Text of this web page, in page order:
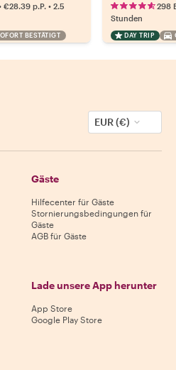
€28.39 p.P. • 2.5
BESTÄTIGT
298
Stunden
DAY TRIP
EUR (€)
Gäste
Hilfecenter für Gäste
Stornierungsbedingungen für
Gäste
AGB für Gäste
Lade unsere App herunter
App Store
Google Play Store